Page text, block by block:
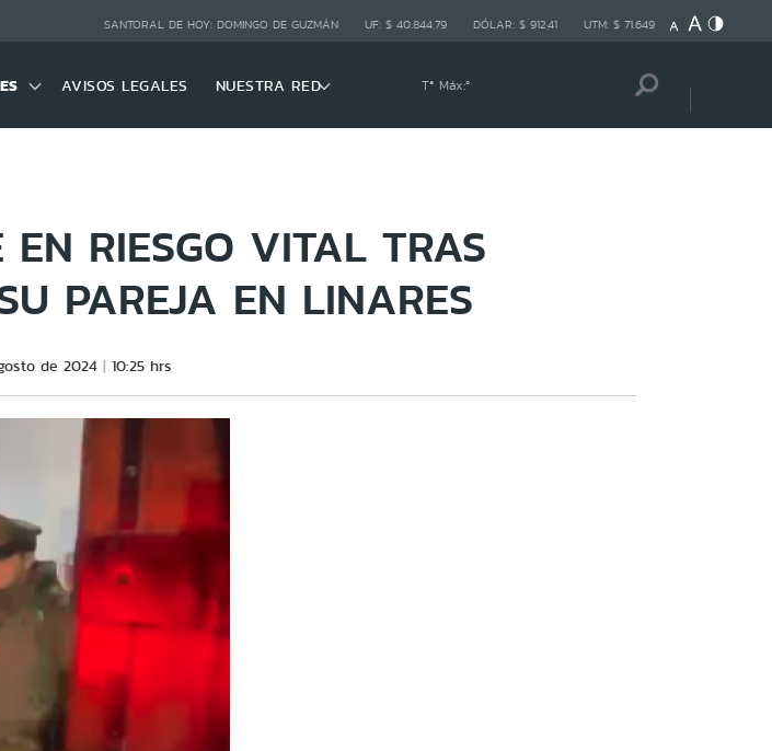
SANTORAL DE HOY: DOMINGO DE GUZMÁN UF: $ 40.844,79 DÓLAR: $ 912,41 UTM: $ 71.649
AVISOS LEGALES NUESTRA RED Tª Máx:º
RIESGO VITAL TRAS
PAREJA EN LINARES
de 2024 10:25 hrs